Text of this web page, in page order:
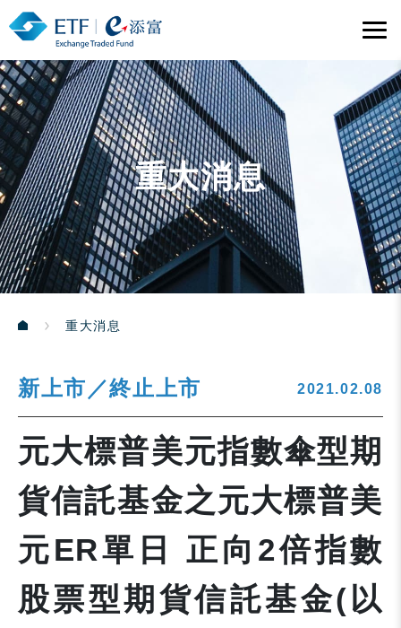
重大消息
重大消息
新上市／終止上市 2021.02.08
元大標普美元指數傘型期
貨信託基金之元大標普美
元ER單日 正向2倍指數
股票型期貨信託基金(以